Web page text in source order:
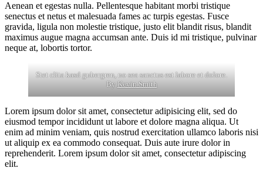
Aenean et egestas nulla. Pellentesque habitant morbi tristique
senectus et netus et malesuada fames ac turpis egestas. Fusce
gravida, ligula non molestie tristique, justo elit blandit risus, blandit
maximus augue magna accumsan ante. Duis id mi tristique, pulvinar
neque at, lobortis tortor.
Stet clita kasd gubergren, no sea sanctus est labore et dolore.
ByKevin Smith
Lorem ipsum dolor sit amet, consectetur adipisicing elit, sed do
eiusmod tempor incididunt ut labore et dolore magna aliqua. Ut
enim ad minim veniam, quis nostrud exercitation ullamco laboris nisi
ut aliquip ex ea commodo consequat. Duis aute irure dolor in
reprehenderit. Lorem ipsum dolor sit amet, consectetur adipiscing
elit.